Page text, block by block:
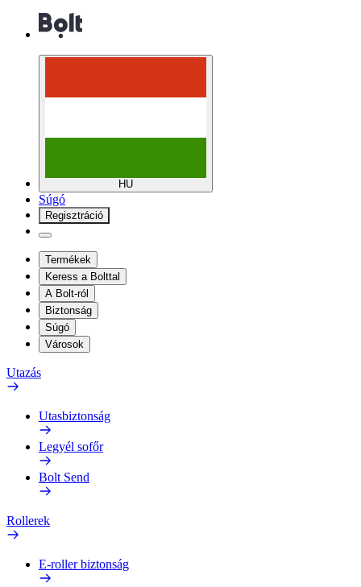
HU
Súgó
Regisztráció
Termékek
Keress a Bolttal
A Bolt-ról
Biztonság
Súgó
Városok
Utazás
Utasbiztonság
Legyél sofőr
Bolt Send
Rollerek
E-roller biztonság